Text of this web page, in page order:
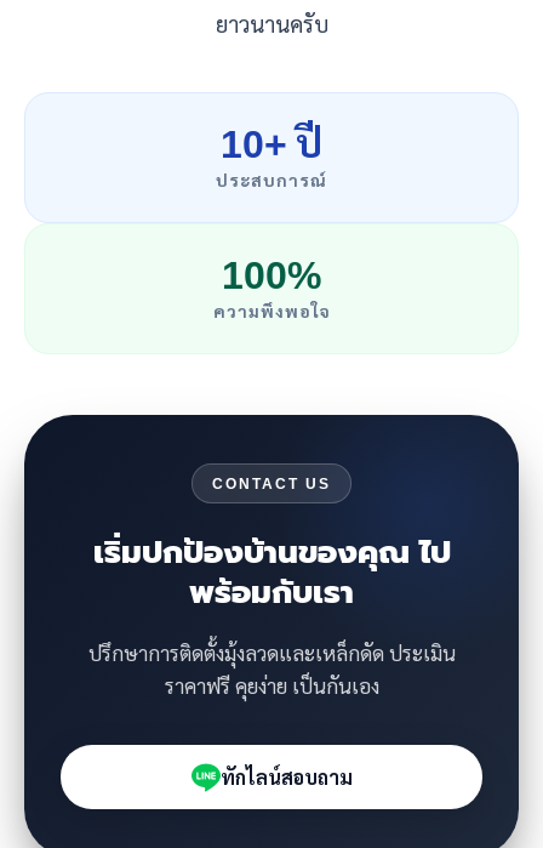
ยาวนานครับ
10+ ปี
ประสบการณ์
100%
ความพึงพอใจ
CONTACT US
เริ่มปกป้องบ้านของคุณ ไป
พร้อมกับเรา
ปรึกษาการติดตั้งมุ้งลวดและเหล็กดัด ประเมิน
ราคาฟรี คุยง่าย เป็นกันเอง
ทักไลน์สอบถาม